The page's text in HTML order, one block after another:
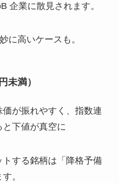
企業に散見されます。
に高いケースも。
未満）
が振れやすく、指数連
下値が真空に
する銘柄は「降格予備
。